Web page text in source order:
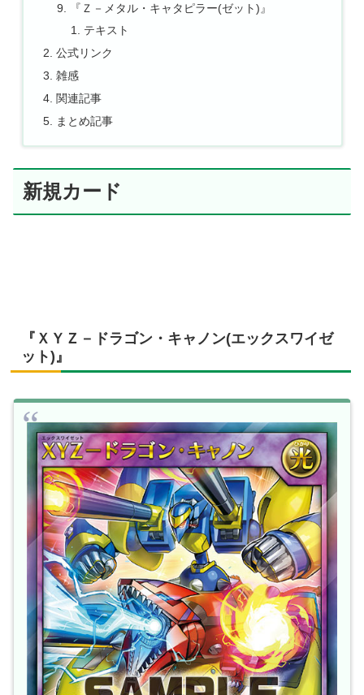
『Ｚ－メタル・キャタピラー(ゼット)』
テキスト
公式リンク
雑感
関連記事
まとめ記事
新規カード
『ＸＹＺ－ドラゴン・キャノン(エックスワイゼ
ット)』